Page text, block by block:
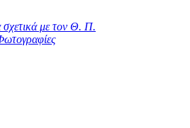
με τον Θ. Π.